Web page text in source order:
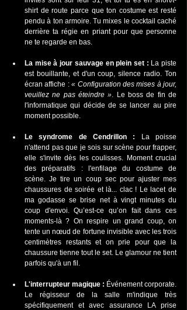
shirt de route parce que ton costume est resté
pendu à ton armoire. Tu mixes le cocktail caché
derrière ta régie en priant pour que personne
ne te regarde en bas.
La mise à jour sauvage en plein set : La piste
est bouillante, et d'un coup, silence radio. Ton
écran affiche : « Configuration des mises à jour,
veuillez ne pas éteindre ». Le boss de fin de
l'informatique qui décide de se lancer au pire
moment possible.
Le syndrome de Cendrillon : La poisse
n'attend pas que je sois sur scène pour frapper,
elle s'invite dès les coulisses. Moment crucial
des préparatifs : l'enfilage du costume de
scène. Je tire un coup sec pour ajuster mes
chaussures de soirée et là... clac ! Le lacet de
ma godasse se brise net à vingt minutes du
coup d'envoi. Qu’est-ce qu’on fait dans ces
moments-là ? On respire un grand coup, on
tente un nœud de fortune invisible avec les trois
centimètres restants et on prie pour que la
chaussure tienne tout le set. Le glamour ne tient
parfois qu'à un fil.
L'interrupteur magique : Événement corporate.
Le régisseur de la salle m'indique très
spécifiquement et avec assurance LA prise